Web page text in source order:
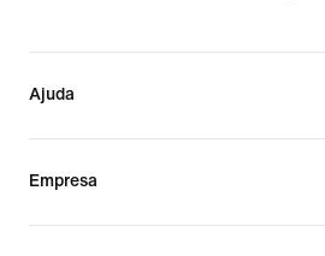
Ajuda
Empresa